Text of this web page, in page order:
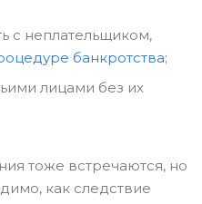
с неплательщиком,
банкротства;
лицами без их
тоже встречаются, но
как следствие